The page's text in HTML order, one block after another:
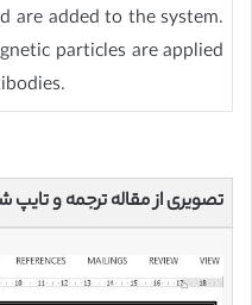
are added to the system.
particles are applied
تصویری از مقاله ترجمه و تایپ